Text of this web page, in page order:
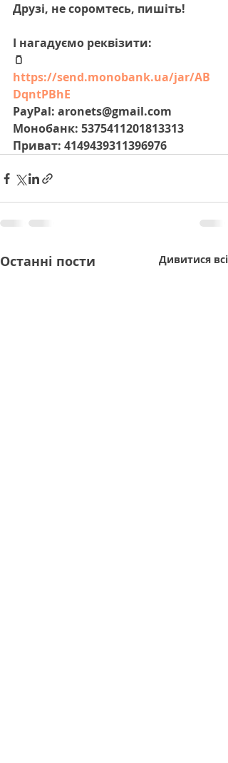
Друзі, не соромтесь, пишіть!
І нагадуємо реквізити:
🫙
https://send.monobank.ua/jar/AB
DqntPBhE
PayPal: aronets@gmail.com
Монобанк: 5375411201813313
Приват: 4149439311396976
Останні пости Дивитися всі